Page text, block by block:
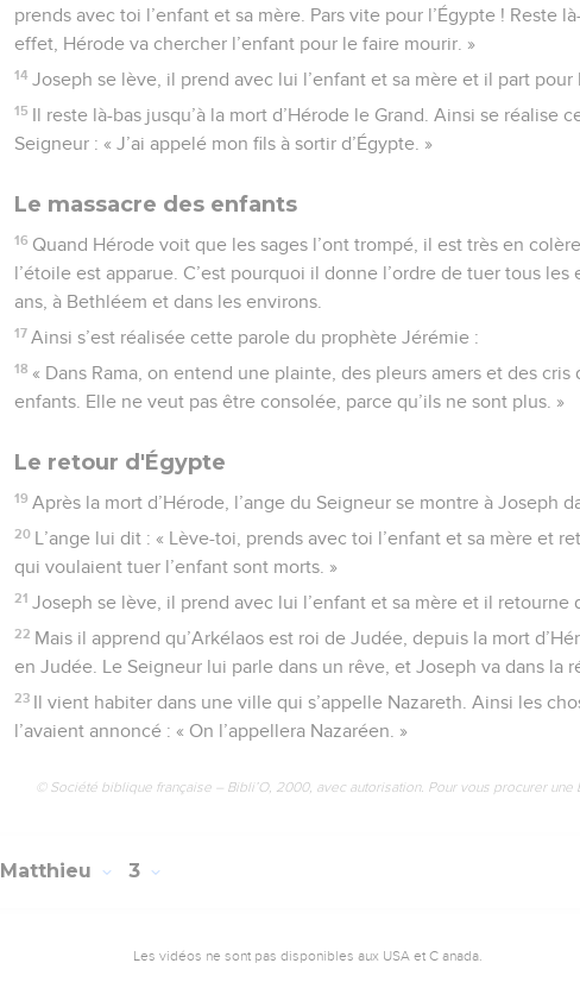
prends avec toi l’enfant et sa mère. Pars vite pour l’Égypte ! Reste
effet, Hérode va chercher l’enfant pour le faire mourir. »
14 Joseph se lève, il prend avec lui l’enfant et sa mère et il part pour
15 Il reste là-bas jusqu’à la mort d’Hérode le Grand. Ainsi se réalise
Seigneur : « J’ai appelé mon fils à sortir d’Égypte. »
Le massacre des enfants
16 Quand Hérode voit que les sages l’ont trompé, il est très en
l’étoile est apparue. C’est pourquoi il donne l’ordre de tuer tous
ans, à Bethléem et dans les environs.
17 Ainsi s’est réalisée cette parole du prophète Jérémie :
18 « Dans Rama, on entend une plainte, des pleurs amers et des
enfants. Elle ne veut pas être consolée, parce qu’ils ne sont plus. »
Le retour d'Égypte
19 Après la mort d’Hérode, l’ange du Seigneur se montre à Joseph
20 L’ange lui dit : « Lève-toi, prends avec toi l’enfant et sa mère et
qui voulaient tuer l’enfant sont morts. »
21 Joseph se lève, il prend avec lui l’enfant et sa mère et il retourne
22 Mais il apprend qu’Arkélaos est roi de Judée, depuis la mort
en Judée. Le Seigneur lui parle dans un rêve, et Joseph va dans la
23 Il vient habiter dans une ville qui s’appelle Nazareth. Ainsi les
l’avaient annoncé : « On l’appellera Nazaréen. »
© Société biblique française – Bibli’O, 2000, avec autorisation. Pour vous procurer
Matthieu 3
Les vidéos ne sont pas disponibles aux USA et C anada.